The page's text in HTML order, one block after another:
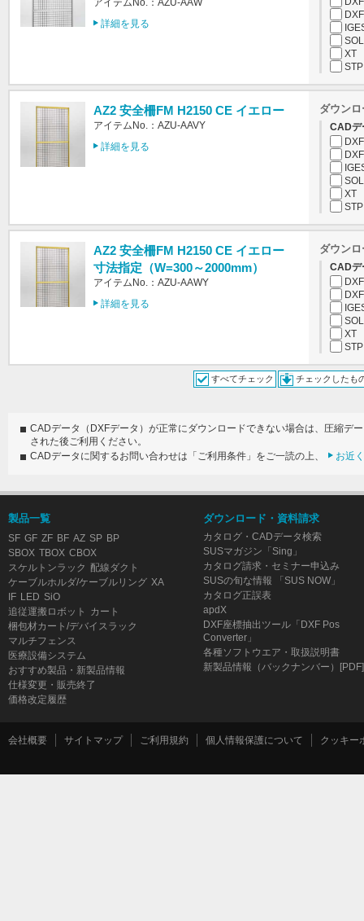
アイテムNo.：AZU-AAW
詳細を見る
XT
STP
AZ2 安全柵FM H2150 CE イエロー
アイテムNo.：AZU-AAVY
詳細を見る
ダウンロ
CADデ
DXF
XT
STP
AZ2 安全柵FM H2150 CE イエロー
寸法指定（W=300～2000mm）
アイテムNo.：AZU-AAWY
詳細を見る
ダウンロ
CADデ
DXF
XT
STP
すべてチェック チェックしたも
CADデータ（DXFデータ）が正常にダウンロードできない場合は、圧縮デ
された後ご利用ください。
CADデータに関するお問い合わせは「ご利用条件」をご一読の上、
お近
製品一覧
SF GF ZF BF AZ SP BP
SBOX TBOX CBOX
スケルトンラック 配線ダクト
ケーブルホルダ/ケーブルリング XA
IF LED SiO
追従運搬ロボット
カート
梱包材カート/デバイスラック
マルチフェンス
医療設備システム
おすすめ製品・新製品情報
仕様変更・販売終了
価格改定履歴
ダウンロード・資料請求
カタログ・CADデータ検索
SUSマガジン「Sing」
カタログ請求・セミナー申込み
SUSの旬な情報 「SUS NOW」
カタログ正誤表
apdX
DXF座標抽出ツール「DXF Pos
Converter」
各種ソフトウエア・取扱説明書
新製品情報（バックナンバー）[PDF]
会社概要 サイトマップ ご利用規約 個人情報保護について クッキー